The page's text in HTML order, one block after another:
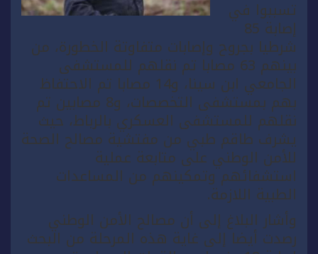
تسببوا في
إصابة 85
شرطيا بجروح وإصابات متفاوتة الخطورة، من
بينهم 63 مصابا تم نقلهم للمستشفى
الجامعي ابن سينا، و14 مصابا تم الاحتفاظ
بهم بمستشفى التخصصات، و8 مصابين تم
نقلهم للمستشفى العسكري بالرباط، حيث
يشرف طاقم طبي من مفتشية مصالح الصحة
للأمن الوطني على متابعة عملية
استشفائهم وتمكينهم من المساعدات
الطبية اللازمة.
وأشار البلاغ إلى أن مصالح الأمن الوطني
رصدت أيضا إلى غاية هذه المرحلة من البحث